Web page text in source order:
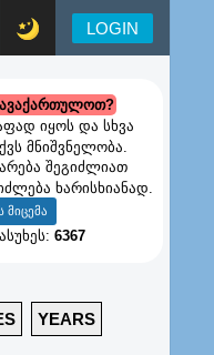
LOGIN
იყოს და სხვა
მნიშვნელობა.
შეგიძლიათ
ხარისხიანად.
6367
YEARS